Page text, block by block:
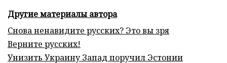
Другие материалы автора
Снова ненавидите русских? Это вы зря
Верните русских!
Унизить Украину Запад поручил Эстонии